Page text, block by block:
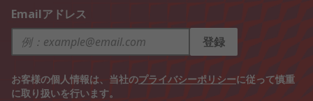
Emailアドレス
登録
お客様の個人情報は、当社のプライバシーポリシーに従って慎重
に取り扱いを行います。